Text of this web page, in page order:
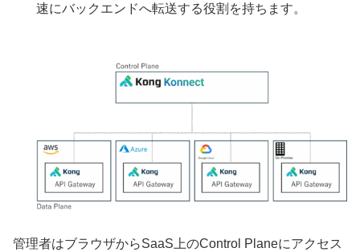
速にバックエンドへ転送する役割を持ちます。
管理者はブラウザからSaaS上のControl Planeにアクセス